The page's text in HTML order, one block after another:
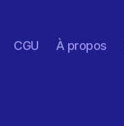
CGU À propos